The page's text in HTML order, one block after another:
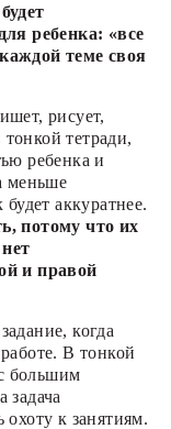
ребенка: «все
теме своя
рисует,
тетради,
ребенка и
меньше
аккуратнее.
потому что их
и правой
когда
В тонкой
большим
задача
к занятиям.